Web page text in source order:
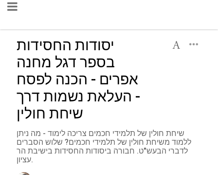
יסודות החסידות
בספר דגל מחנה
אפרים - הכנה לפסח
- העלאת נשמות דרך
שיחת חולין
שיחת חולין של תלמידי חכמים צריכה לימוד - מה ניתן
ללמוד משיחת חולין של תלמידי חכמים? שלוש הסברים
לדברי הבעש"ט. חבורה ביסודות החסידות בישיבת הר
עציון.